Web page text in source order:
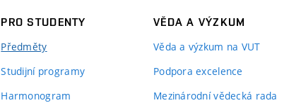
PRO STUDENTY
Předměty
Studijní programy
Harmonogram
VĚDA A VÝZKUM
Věda a výzkum na VUT
Podpora excelence
Mezinárodní vědecká rada